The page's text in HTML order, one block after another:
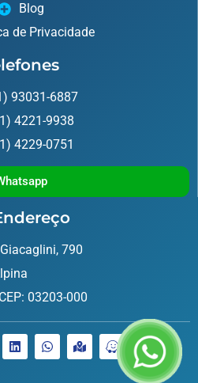
Blog
de Privacidade
93031-6887
4221-9938
4229-0751
790
03203-000